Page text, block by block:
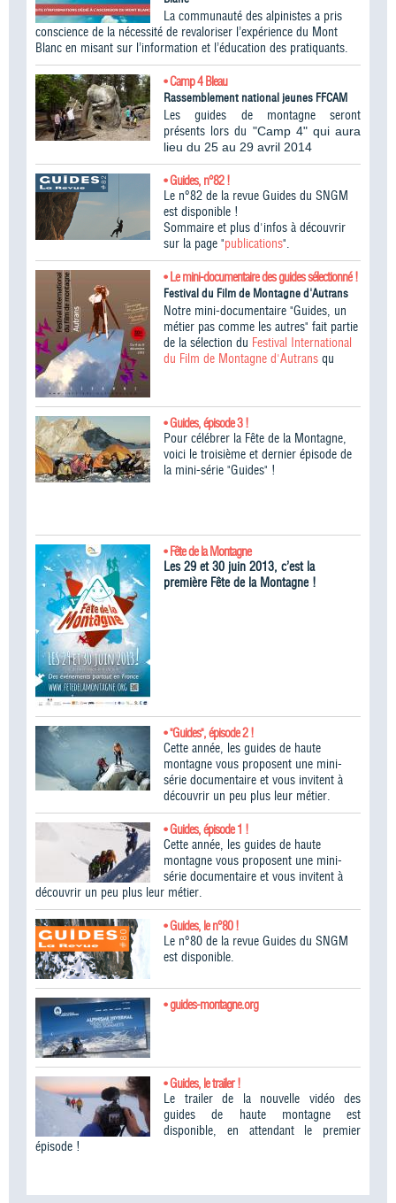
La communauté des alpinistes a pris
conscience de la nécessité de revaloriser l’expérience du Mont
Blanc en misant sur l’information et l’éducation des pratiquants.
• Camp 4 Bleau
Rassemblement national jeunes FFCAM
Les guides de montagne seront
présents lors du "Camp 4" qui aura
lieu du 25 au 29 avril 2014
• Guides, n°82 !
Le n°82 de la revue Guides du SNGM
est disponible !
Sommaire et plus d'infos à découvrir
sur la page "publications".
• Le mini-documentaire des guides sélectionné !
Festival du Film de Montagne d'Autrans
Notre mini-documentaire "Guides, un
métier pas comme les autres" fait partie
de la sélection du Festival International
du Film de Montagne d'Autrans qu
• Guides, épisode 3 !
Pour célébrer la Fête de la Montagne,
voici le troisième et dernier épisode de
la mini-série "Guides" !
• Fête de la Montagne
Les 29 et 30 juin 2013, c’est la
première Fête de la Montagne !
• "Guides", épisode 2 !
Cette année, les guides de haute
montagne vous proposent une mini-
série documentaire et vous invitent à
découvrir un peu plus leur métier.
• Guides, épisode 1 !
Cette année, les guides de haute
montagne vous proposent une mini-
série documentaire et vous invitent à
découvrir un peu plus leur métier.
• Guides, le n°80 !
Le n°80 de la revue Guides du SNGM
est disponible.
• guides-montagne.org
• Guides, le trailer !
Le trailer de la nouvelle vidéo des
guides de haute montagne est
disponible, en attendant le premier
épisode !